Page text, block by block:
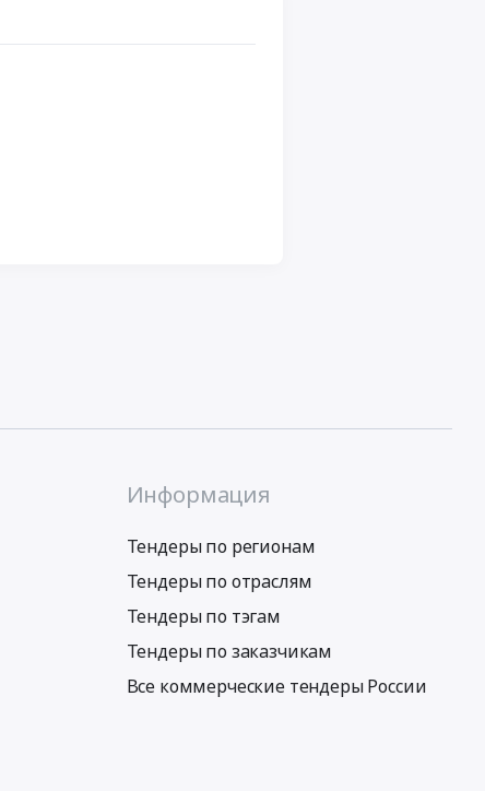
Информация
Тендеры по регионам
Тендеры по отраслям
Тендеры по тэгам
Тендеры по заказчикам
Все коммерческие тендеры России